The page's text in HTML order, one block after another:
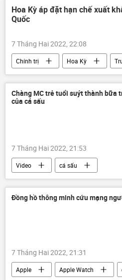
Hoa Kỳ áp đặt hạn chế xuất
Quốc
7 Tháng Hai 2022, 22:08
Chính trị Hoa Kỳ
Kinh tế
Chàng MC trẻ tuổi suýt thành bữa
của cá sấu
7 Tháng Hai 2022, 21:53
Video cá sấu
Đồng hồ thông minh cứu mạng
7 Tháng Hai 2022, 21:31
Apple Apple Watch